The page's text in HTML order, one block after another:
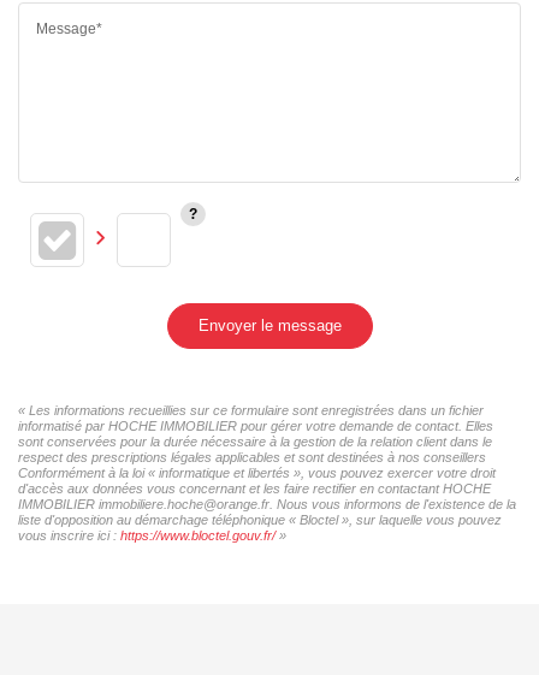
Message*
Envoyer le message
« Les informations recueillies sur ce formulaire sont enregistrées dans un fichier
informatisé par HOCHE IMMOBILIER pour gérer votre demande de contact. Elles
sont conservées pour la durée nécessaire à la gestion de la relation client dans le
respect des prescriptions légales applicables et sont destinées à nos conseillers
Conformément à la loi « informatique et libertés », vous pouvez exercer votre droit
d'accès aux données vous concernant et les faire rectifier en contactant HOCHE
IMMOBILIER immobiliere.hoche@orange.fr. Nous vous informons de l'existence de la
liste d'opposition au démarchage téléphonique « Bloctel », sur laquelle vous pouvez
vous inscrire ici : https://www.bloctel.gouv.fr/»